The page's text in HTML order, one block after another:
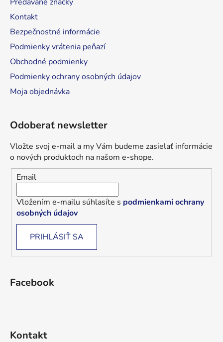
Kontakt
Bezpečnostné informácie
Podmienky vrátenia peňazí
Obchodné podmienky
Podmienky ochrany osobných údajov
Moja objednávka
Odoberať newsletter
Vložte svoj e-mail a my Vám budeme zasielať informácie
o nových produktoch na našom e-shope.
Email
Vložením e-mailu súhlasíte s podmienkami ochrany
osobných údajov
PRIHLÁSIŤ SA
Facebook
Kontakt